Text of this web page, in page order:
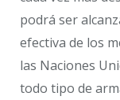
podrá ser
efectiva de los
las Naciones
todo tipo de